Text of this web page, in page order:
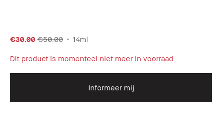
€30.00 €50.00 14ml
Dit product is momenteel niet meer in voorraad
Informeer mij